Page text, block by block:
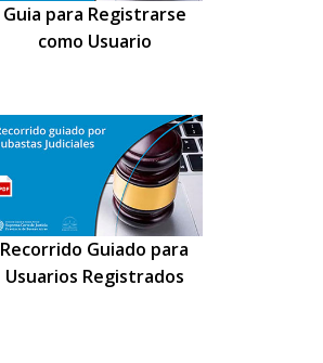
Guia para Registrarse
como Usuario
Recorrido Guiado para
Usuarios Registrados